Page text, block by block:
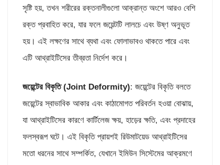
সৃষ্টি হয়, তখন শরীরের রক্তনালীগুলো আক্রান্ত অংশে আরও বেশি
রক্ত প্রবাহিত করে, যার ফলে জয়েন্টটি লালচে এবং উষ্ণ অনুভূত
হয়। এই লক্ষণের সাথে ব্যথা এবং ফোলাভাবও থাকতে পারে এবং
এটি আথ্রাইটিসের তীব্রতা নির্দেশ করে।
জয়েন্টের বিকৃতি (Joint Deformity): জয়েন্টের বিকৃতি বলতে
জয়েন্টের স্বাভাবিক আকার এবং কাঠামোগত পরিবর্তন হওয়া বোঝায়,
যা আথ্রাইটিসের কারণে কার্টিলেজ ক্ষয়, হাড়ের ক্ষতি, এবং প্রদাহের
ফলস্বরূপ ঘটে। এই বিকৃতি প্রায়শই রিউমাটয়েড আথ্রাইটিসের
মতো ধরনের সাথে সম্পর্কিত, যেখানে ইমিউন সিস্টেমের আক্রমণে